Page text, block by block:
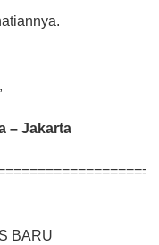
– Jakarta
BARU